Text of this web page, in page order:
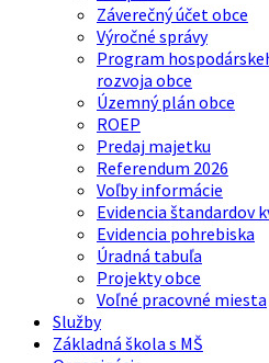
Záverečný účet obce
Výročné správy
Program
rozvoja obce
Územný plán obce
ROEP
Predaj majetku
Referendum 2026
Voľby informácie
Evidencia štandardov
Evidencia pohrebiska
Úradná tabuľa
Projekty obce
Voľné pracovné miesta
Služby
Základná škola s MŠ